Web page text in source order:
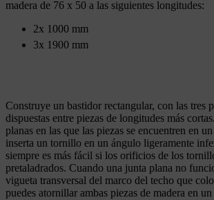
madera de 76 x 50 a las siguientes longitudes:
2x 1000 mm
3x 1900 mm
Construye un bastidor rectangular, con las tres
dispuestas entre piezas de longitudes más
planas en las que las piezas se encuentren en
inserta un tornillo en un ángulo ligeramente
siempre es más fácil si los orificios de los
pretaladrados. Cuando una junta plana no
vigueta transversal del marco del techo que
puedes atornillar ambas piezas de madera en